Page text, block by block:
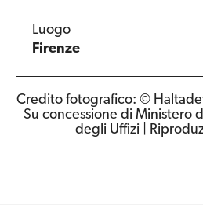
Luogo
Firenze
Credito fotografico: ©
Su concessione di Ministero
degli Uffizi |